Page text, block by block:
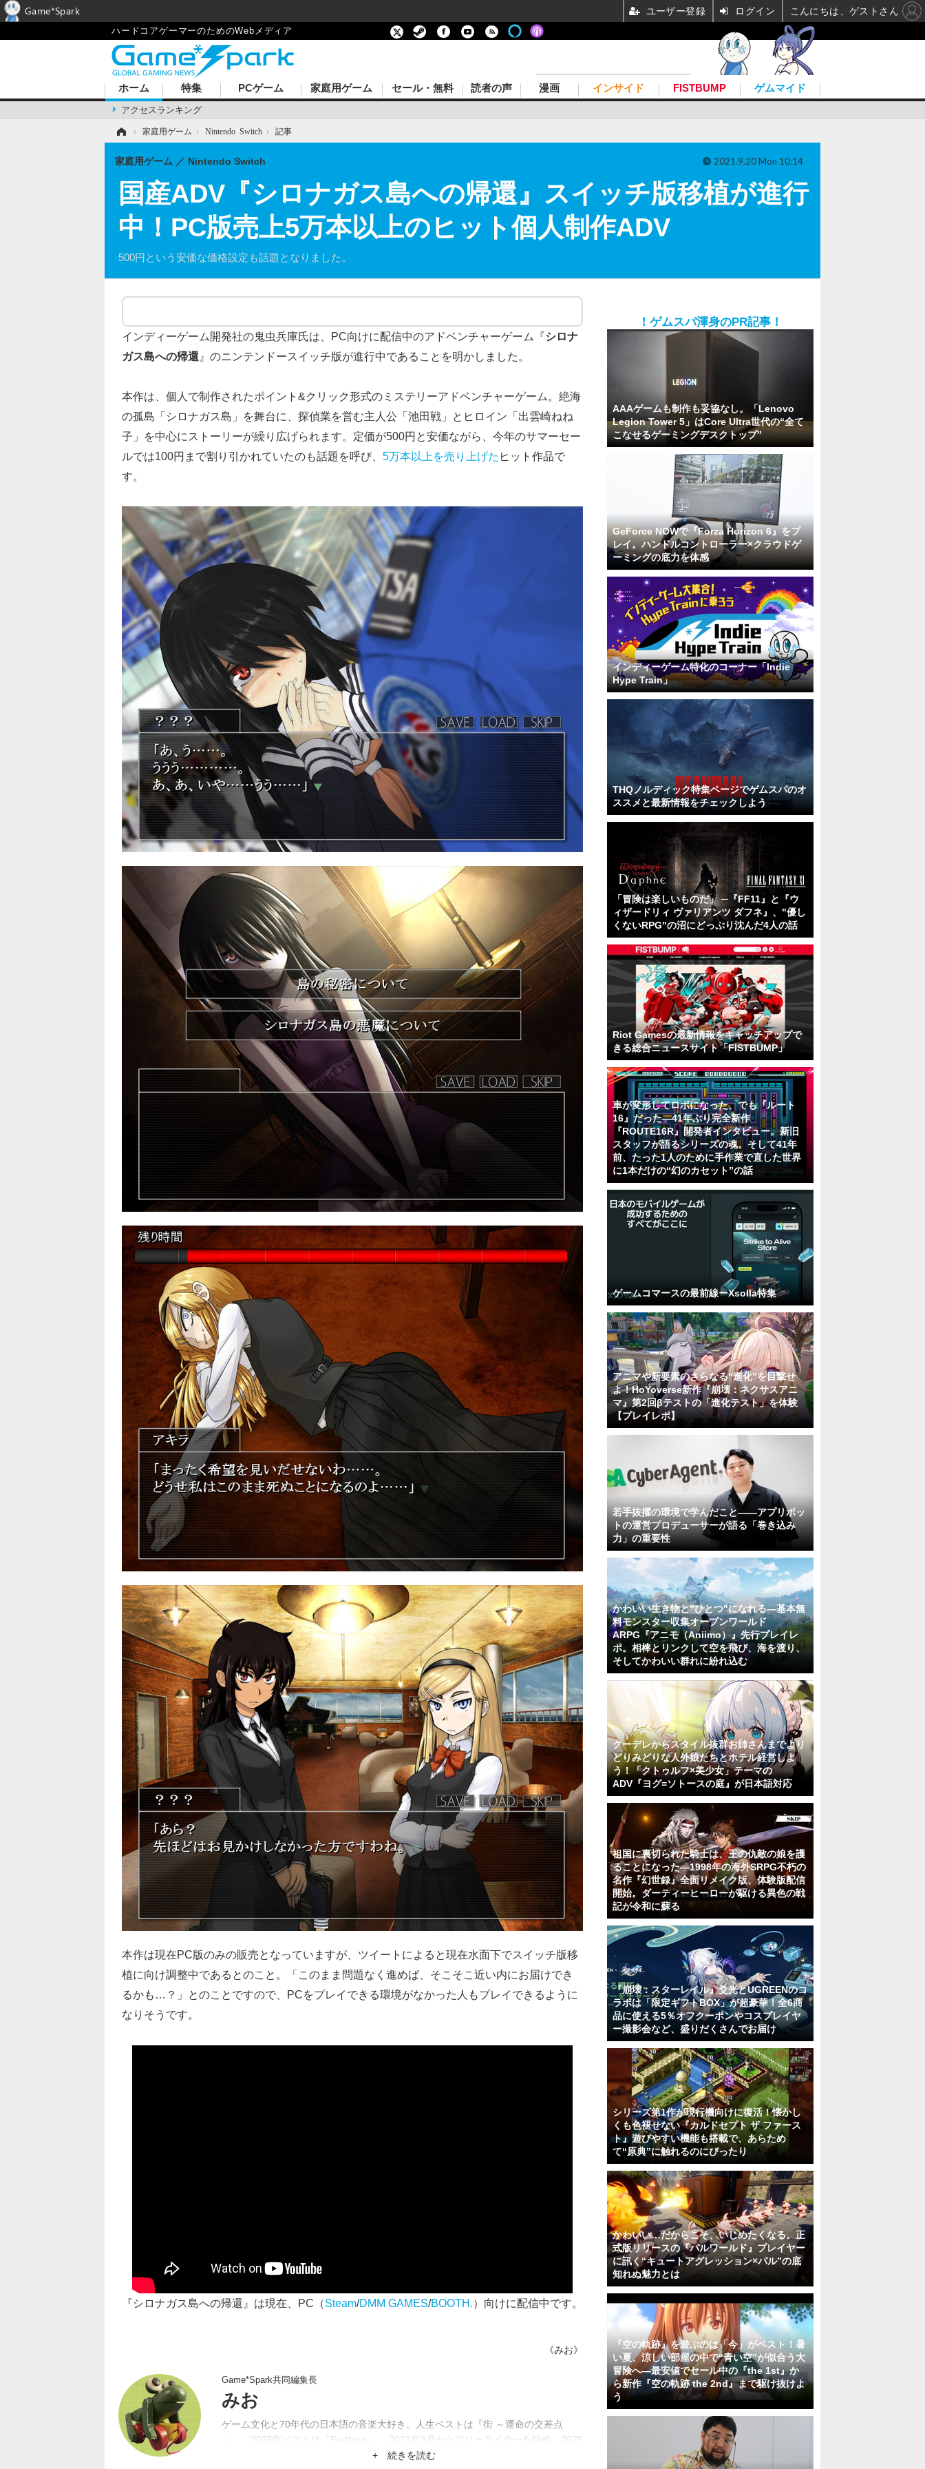
ハードコアゲーマーのためのWebメディア
ホーム
アクセスランキング
特集 PCゲーム 家庭用ゲーム セール・無料 読者の声 漫画 インサイド FISTBUMP ゲムマイド
› 家庭用ゲーム › Nintendo Switch › 記事
国産ADV『シロナガス島への帰還』スイッチ版移植が進行
中！PC版売上5万本以上のヒット個人制作ADV
500円という安価な価格設定も話題となりました。
家庭用ゲーム Nintendo Switch 2021.9.20 Mon 10:14
インディーゲーム開発社の鬼虫兵庫氏は、PC向けに配信中のアドベンチャーゲーム『シロナ
ガス島への帰還 』のニンテンドースイッチ版が進行中であることを明かしました。
本作は、個人で制作されたポイント&クリック形式のミステリーアドベンチャーゲーム。絶海
の孤島「シロナガス島」を舞台に、探偵業を営む主人公「池田戦」とヒロイン「出雲崎ねね
子」を中心にストーリーが繰り広げられます。定価が500円と安価ながら、今年のサマーセー
ルでは100円まで割り引かれていたのも話題を呼び、 5万本以上を売り上げた ヒット作品で
す。
本作は現在PC版のみの販売となっていますが、ツイートによると現在水面下でスイッチ版移
植に向け調整中であるとのこと。「このまま問題なく進めば、そこそこ近い内にお届けでき
るかも…？」とのことですので、PCをプレイできる環境がなかった人もプレイできるように
なりそうです。
『シロナガス島への帰還』は現在、PC（Steam/DMM GAMES/BOOTH.）向けに配信中です。
《みお》
Game*Spark共同編集長
みお
ゲーム文化と70年代の日本語の音楽大好き。人生ベストは『街 ～運命の交差点
～』。2025年ベストは『Earthion』。 2021年3月からフリーライターを始め、2025
年4月にGame*Spark編集部入り。2026年1月に共同編集長になりました。
+ 続きを読む
！ゲムスパ渾身のPR記事！
AAAゲームも制作も妥協なし。「Lenovo
Legion Tower 5」はCore Ultra世代の“全て
こなせるゲーミングデスクトップ”
GeForce NOWで『Forza Horizon 6』をプ
レイ。ハンドルコントローラー×クラウドゲ
ーミングの底力を体感
インディーゲーム特化のコーナー「Indie
Hype Train」
THQノルディック特集ページでゲムスパのオ
ススメと最新情報をチェックしよう
「冒険は楽しいものだ」 ─『FF11』と『ウ
ィザードリィ ヴァリアンツ ダフネ』、"優し
くないRPG"の沼にどっぷり沈んだ4人の話
Riot Gamesの最新情報をキャッチアップで
きる総合ニュースサイト「FISTBUMP」
車が変形してロボになった、でも『ルート
16』だった―41年ぶり完全新作
『ROUTE16R』開発者インタビュー。新旧
スタッフが語るシリーズの魂。そして41年
前、たった1人のために手作業で直した世界
に1本だけの“幻のカセット”の話
ゲームコマースの最前線ーXsolla特集
アニマや新要素のさらなる“進化”を目撃せ
よ！HoYoverse新作『崩壊：ネクサスアニ
マ』第2回βテストの「進化テスト」を体験
【プレイレポ】
若手抜擢の環境で学んだこと――アプリボッ
トの運営プロデューサーが語る「巻き込み
力」の重要性
かわいい生き物と"ひとつ"になれる―基本無
料モンスター収集オープンワールド
ARPG『アニモ（Aniimo）』先行プレイレ
ポ。相棒とリンクして空を飛び、海を渡り、
そしてかわいい群れに紛れ込む
クーデレからスタイル抜群お姉さんまでより
どりみどりな人外娘たちとホテル経営しよ
う！「クトゥルフ×美少女」テーマの
ADV『ヨグ=ソトースの庭』が日本語対応
祖国に裏切られた騎士は、王の仇敵の娘を護
ることになった―1998年の海外SRPG不朽の
名作『幻世録』全面リメイク版、体験版配信
開始。ダーティーヒーローが駆ける異色の戦
記が令和に蘇る
『崩壊：スターレイル』爻光とUGREENのコ
ラボは「限定ギフトBOX」が超豪華！全6商
品に使える5％オフクーポンやコスプレイヤ
ー撮影会など、盛りだくさんでお届け
シリーズ第1作が現行機向けに復活！懐かし
くも色褪せない『カルドセプト ザ ファース
ト』遊びやすい機能も搭載で、あらため
て“原典”に触れるのにぴったり
かわいい…だからこそ、いじめたくなる。正
式版リリースの『パルワールド』プレイヤー
に訊く“キュートアグレッション×パル”の底
知れぬ魅力とは
『空の軌跡』を遊ぶのは「今」がベスト！暑
い夏、涼しい部屋の中で“青い空”が似合う大
冒険へ―最安値でセール中の『the 1st』か
ら新作『空の軌跡 the 2nd』まで駆け抜けよ
う
Game*Spark ユーザー登録 ログイン こんにちは、ゲストさん